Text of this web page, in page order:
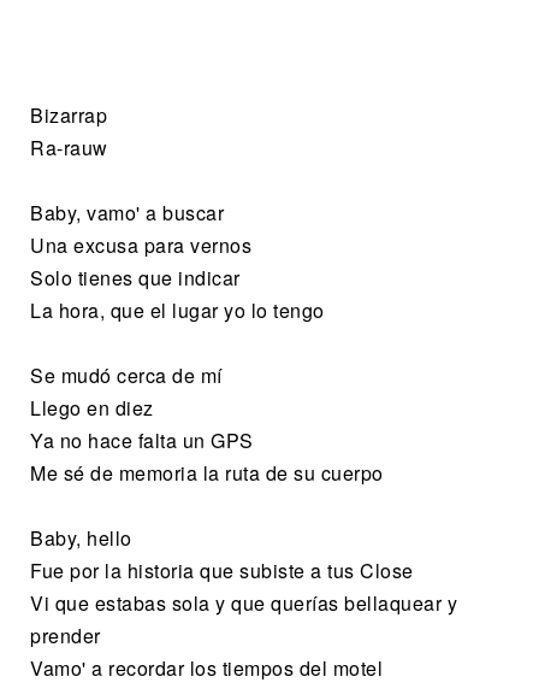
Bizarrap
Ra-rauw
Baby, vamo' a buscar
Una excusa para vernos
Solo tienes que indicar
La hora, que el lugar yo lo tengo
Se mudó cerca de mí
Llego en diez
Ya no hace falta un GPS
Me sé de memoria la ruta de su cuerpo
Baby, hello
Fue por la historia que subiste a tus Close
Vi que estabas sola y que querías bellaquear y
prender
Vamo' a recordar los tiempos del motel